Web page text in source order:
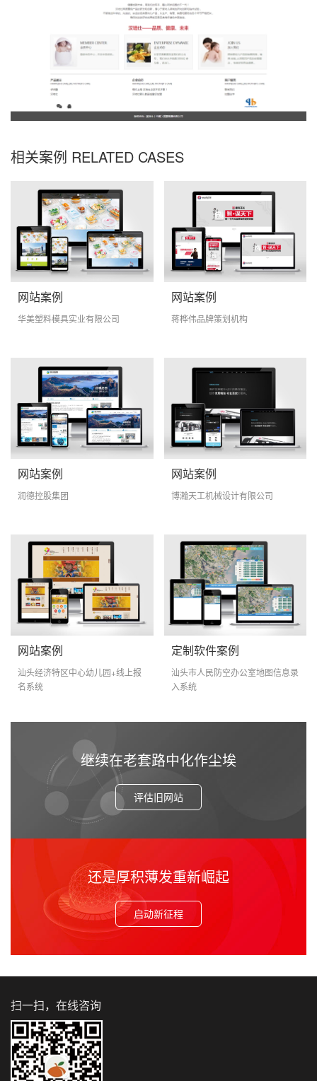
相关案例 RELATED CASES
网站案例
华美塑料模具实业有限公司
网站案例
蒋桦伟品牌策划机构
网站案例
润德控股集团
网站案例
博瀚天工机械设计有限公司
网站案例
汕头经济特区中心幼儿园+线上报
名系统
定制软件案例
汕头市人民防空办公室地图信息录
入系统
继续在老套路中化作尘埃
评估旧网站
还是厚积薄发重新崛起
启动新征程
扫一扫，在线咨询